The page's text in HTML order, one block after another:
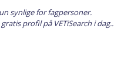
synlige for fagpersoner.
profil på VETiSearch i dag..